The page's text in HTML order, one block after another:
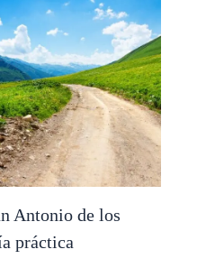
Antonio de los
práctica